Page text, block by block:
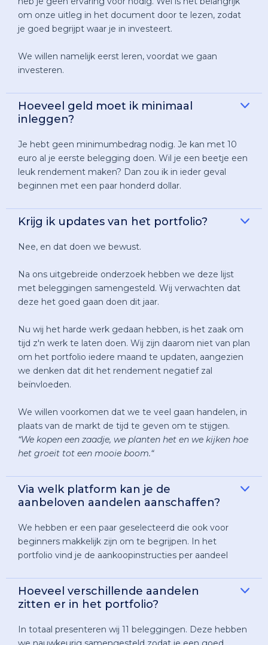
om onze uitleg in het document door te lezen, zodat
je goed begrijpt waar je in investeert.
We willen namelijk eerst leren, voordat we gaan
investeren.
Hoeveel geld moet ik minimaal
inleggen?
Je hebt geen minimumbedrag nodig. Je kan met 10
euro al je eerste belegging doen. Wil je een beetje een
leuk rendement maken? Dan zou ik in ieder geval
beginnen met een paar honderd dollar.
Krijg ik updates van het portfolio?
Nee, en dat doen we bewust.
Na ons uitgebreide onderzoek hebben we deze lijst
met beleggingen samengesteld. Wij verwachten dat
deze het goed gaan doen dit jaar.
Nu wij het harde werk gedaan hebben, is het zaak om
tijd z'n werk te laten doen. Wij zijn daarom niet van plan
om het portfolio iedere maand te updaten, aangezien
we denken dat dit het rendement negatief zal
beïnvloeden.
We willen voorkomen dat we te veel gaan handelen, in
plaats van de markt de tijd te geven om te stijgen.
“We kopen een zaadje, we planten het en we kijken hoe
het groeit tot een mooie boom.“
Via welk platform kan je de
aanbeloven aandelen aanschaffen?
We hebben er een paar geselecteerd die ook voor
beginners makkelijk zijn om te begrijpen. In het
portfolio vind je de aankoopinstructies per aandeel
Hoeveel verschillende aandelen
zitten er in het portfolio?
In totaal presenteren wij 11 beleggingen. Deze hebben